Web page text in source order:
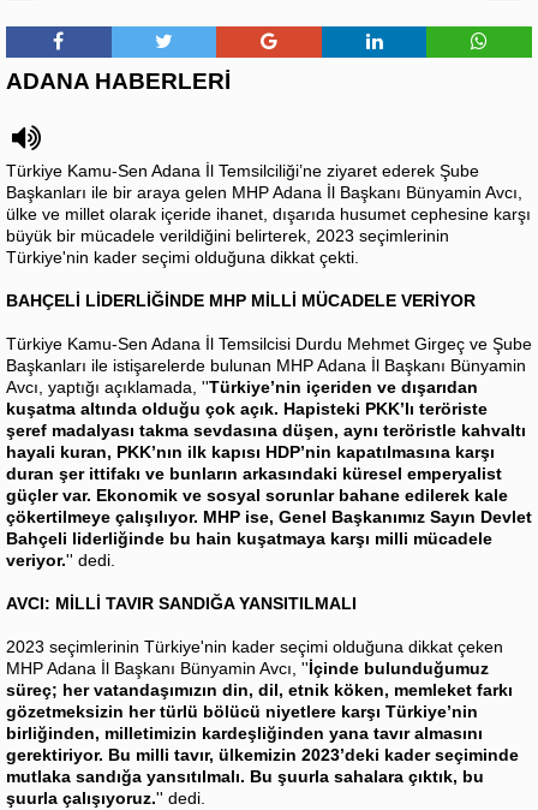
ADANA HABERLERİ
Türkiye Kamu-Sen Adana İl Temsilciliği’ne ziyaret ederek Şube
Başkanları ile bir araya gelen MHP Adana İl Başkanı Bünyamin Avcı,
ülke ve millet olarak içeride ihanet, dışarıda husumet cephesine karşı
büyük bir mücadele verildiğini belirterek, 2023 seçimlerinin
Türkiye'nin kader seçimi olduğuna dikkat çekti.
BAHÇELİ LİDERLİĞİNDE MHP MİLLİ MÜCADELE VERİYOR
Türkiye Kamu-Sen Adana İl Temsilcisi Durdu Mehmet Girgeç ve Şube
Başkanları ile istişarelerde bulunan MHP Adana İl Başkanı Bünyamin
Avcı, yaptığı açıklamada, ''Türkiye’nin içeriden ve dışarıdan
kuşatma altında olduğu çok açık. Hapisteki PKK’lı teröriste
şeref madalyası takma sevdasına düşen, aynı teröristle kahvaltı
hayali kuran, PKK’nın ilk kapısı HDP’nin kapatılmasına karşı
duran şer ittifakı ve bunların arkasındaki küresel emperyalist
güçler var. Ekonomik ve sosyal sorunlar bahane edilerek kale
çökertilmeye çalışılıyor. MHP ise, Genel Başkanımız Sayın Devlet
Bahçeli liderliğinde bu hain kuşatmaya karşı milli mücadele
veriyor.'' dedi.
AVCI: MİLLİ TAVIR SANDIĞA YANSITILMALI
2023 seçimlerinin Türkiye'nin kader seçimi olduğuna dikkat çeken
MHP Adana İl Başkanı Bünyamin Avcı, ''İçinde bulunduğumuz
süreç; her vatandaşımızın din, dil, etnik köken, memleket farkı
gözetmeksizin her türlü bölücü niyetlere karşı Türkiye’nin
birliğinden, milletimizin kardeşliğinden yana tavır almasını
gerektiriyor. Bu milli tavır, ülkemizin 2023’deki kader seçiminde
mutlaka sandığa yansıtılmalı. Bu şuurla sahalara çıktık, bu
şuurla çalışıyoruz.'' dedi.